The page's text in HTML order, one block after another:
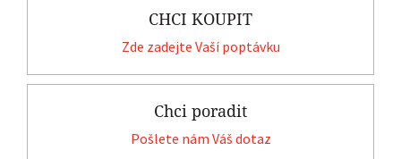
CHCI KOUPIT
Zde zadejte Vaší poptávku
Chci poradit
Pošlete nám Váš dotaz